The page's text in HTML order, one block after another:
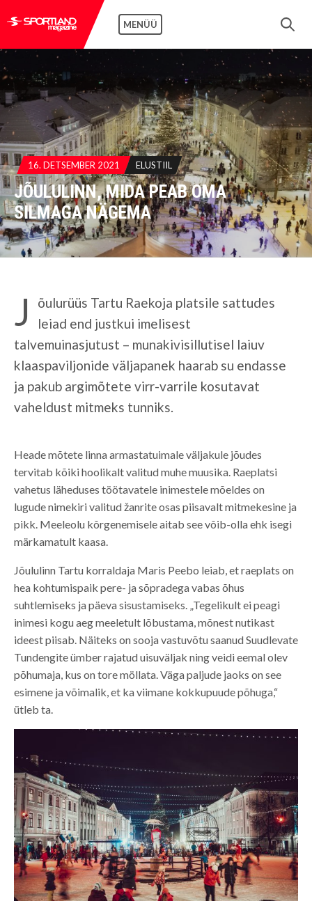
MENÜÜ
16. DETSEMBER 2021 ELUSTIIL
JÕULULINN, MIDA PEAB OMA
SILMAGA NÄGEMA
J
õulurüüs Tartu Raekoja platsile sattudes
leiad end justkui imelisest
talvemuinasjutust – munakivisillutisel laiuv
klaaspaviljonide väljapanek haarab su endasse
ja pakub argimõtete virr-varrile kosutavat
vaheldust mitmeks tunniks.
Heade mõtete linna armastatuimale väljakule jõudes
tervitab kõiki hoolikalt valitud muhe muusika. Raeplatsi
vahetus läheduses töötavatele inimestele mõeldes on
lugude nimekiri valitud žanrite osas piisavalt mitmekesine ja
pikk. Meeleolu kõrgenemisele aitab see võib-olla ehk isegi
märkamatult kaasa.
Jõululinn Tartu korraldaja Maris Peebo leiab, et raeplats on
hea kohtumispaik pere- ja sõpradega vabas õhus
suhtlemiseks ja päeva sisustamiseks. „Tegelikult ei peagi
inimesi kogu aeg meeletult lõbustama, mõnest nutikast
ideest piisab. Näiteks on sooja vastuvõtu saanud Suudlevate
Tundengite ümber rajatud uisuväljak ning veidi eemal olev
põhumaja, kus on tore möllata. Väga paljude jaoks on see
esimene ja võimalik, et ka viimane kokkupuude põhuga,“
ütleb ta.